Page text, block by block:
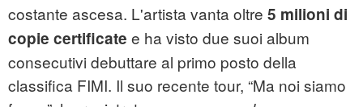
costante ascesa. L'artista vanta oltre 5 milioni di
copie certificate e ha visto due suoi album
consecutivi debuttare al primo posto della
classifica FIMI. Il suo recente tour, “Ma noi siamo